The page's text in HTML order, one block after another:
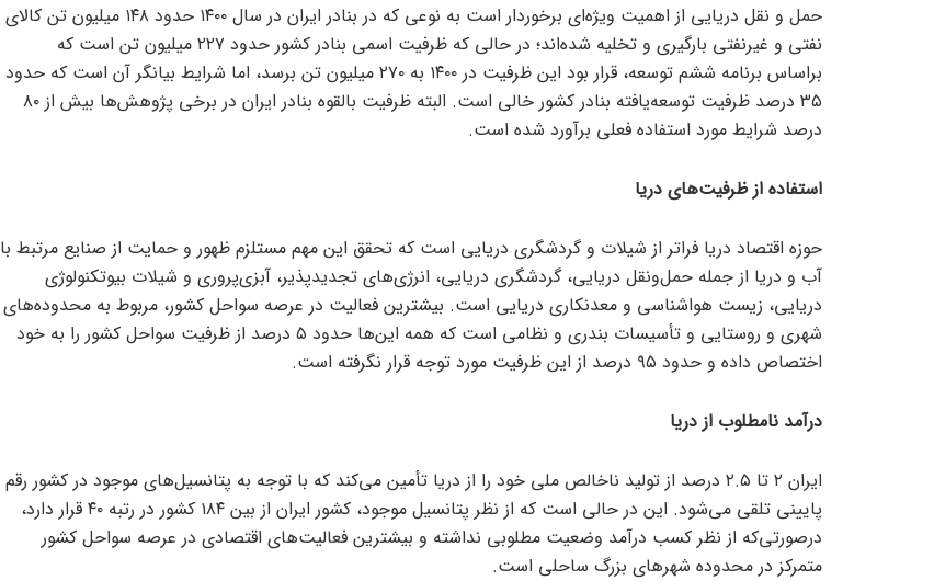
حمل و نقل دریایی از اهمیت ویژه‌ای برخوردار است به نوعی که در بنادر ایران در سال ۱۴۰۰ حدود ۱۴۸ میلیون تن کالای
نفتی و غیرنفتی بارگیری و تخلیه شده‌اند؛ در حالی که ظرفیت اسمی بنادر کشور حدود ۲۲۷ میلیون تن است که
براساس برنامه ششم توسعه، قرار بود این ظرفیت در ۱۴۰۰ به ۲۷۰ میلیون تن برسد، اما شرایط بیانگر آن است که حدود
۳۵ درصد ظرفیت توسعه‌یافته بنادر کشور خالی است. البته ظرفیت بالقوه بنادر ایران در برخی پژوهش‌ها بیش از ۸۰
درصد شرایط مورد استفاده فعلی برآورد شده است.
استفاده از ظرفیت‌های دریا
حوزه اقتصاد دریا فراتر از شیلات و گردشگری دریایی است که تحقق این مهم مستلزم ظهور و حمایت از صنایع مرتبط با
آب و دریا از جمله حمل‌ونقل دریایی، گردشگری دریایی، انرژی‌های تجدیدپذیر، آبزی‌پروری و شیلات بیوتکنولوژی
دریایی، زیست هواشناسی و معدنکاری دریایی است. بیشترین فعالیت در عرصه سواحل کشور، مربوط به محدوده‌های
شهری و روستایی و تأسیسات بندری و نظامی است که همه این‌ها حدود ۵ درصد از ظرفیت سواحل کشور را به خود
اختصاص داده و حدود ۹۵ درصد از این ظرفیت مورد توجه قرار نگرفته است.
درآمد نامطلوب از دریا
ایران ۲ تا ۲.۵ درصد از تولید ناخالص ملی خود را از دریا تأمین می‌کند که با توجه به پتانسیل‌های موجود در کشور رقم
پایینی تلقی می‌شود. این در حالی است که از نظر پتانسیل موجود، کشور ایران از بین ۱۸۴ کشور در رتبه ۴۰ قرار دارد،
در‌صورتی‌که از نظر کسب درآمد وضعیت مطلوبی نداشته و بیشترین فعالیت‌های اقتصادی در عرصه سواحل کشور
متمرکز در محدوده شهر‌های بزرگ ساحلی است.